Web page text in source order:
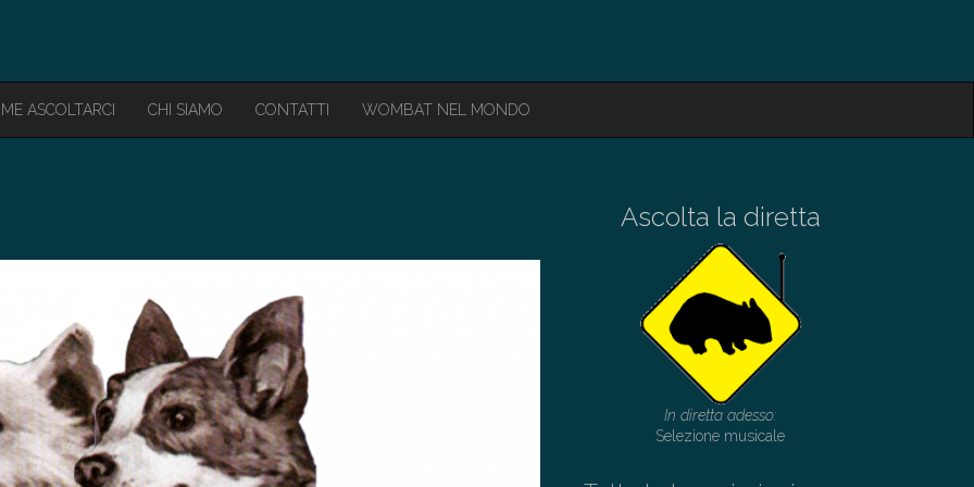
ASCOLTARCI CHI SIAMO CONTATTI WOMBAT NEL MONDO
Ascolta la diretta
In diretta adesso:
Selezione musicale